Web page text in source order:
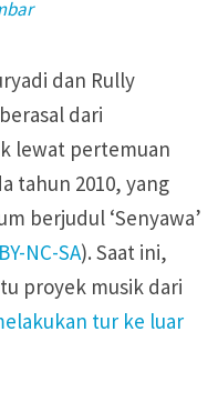
dan Rully
dari
lewat pertemuan
tahun 2010, yang
berjudul ‘Senyawa’
BY-NC-SA). Saat ini,
proyek musik dari
tur ke luar